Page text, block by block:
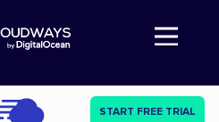
Abre a navegação
START FREE TRIAL